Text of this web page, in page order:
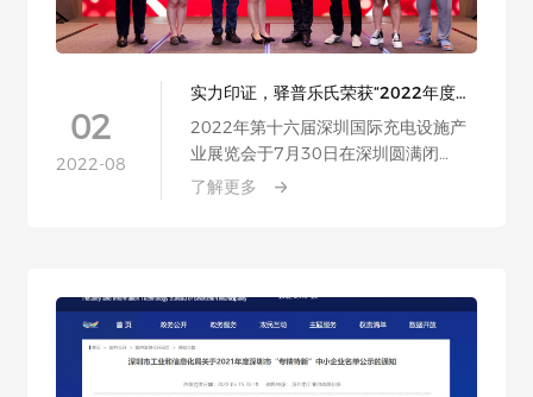
实力印证，驿普乐氏荣获“2022年度中
国十大充电设备品牌”奖
2022年第十六届深圳国际充电设施产
业展览会于7月30日在深圳圆满闭
幕。，驿普乐氏荣获……
了解更多
02
2022-08